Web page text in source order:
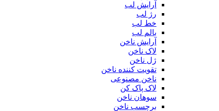
آرایش لب
رژ لب
خط لب
بالم لب
آرایش ناخن
لاک ناخن
ژل ناخن
تقویت کننده ناخن
ناخن مصنوعی
لاک پاک کن
سوهان ناخن
برچسب ناخن